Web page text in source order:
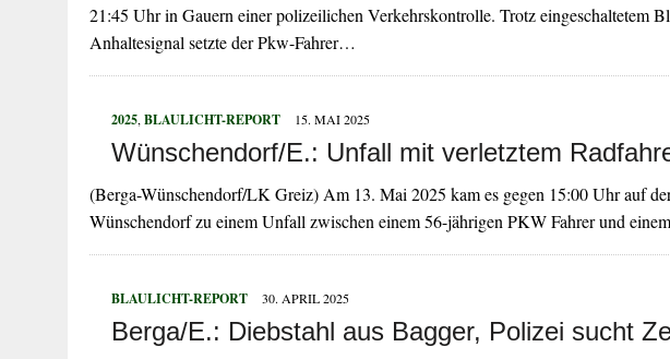
21:45 Uhr in Gauern einer polizeilichen Verkehrskontrolle. Trotz eingeschaltetem
Anhaltesignal setzte der Pkw-Fahrer…
2025, BLAULICHT-REPORT 15. MAI 2025
Wünschendorf/E.: Unfall mit verletztem
(Berga-Wünschendorf/LK Greiz) Am 13. Mai 2025 kam es gegen 15:00 Uhr auf
Wünschendorf zu einem Unfall zwischen einem 56-jährigen PKW Fahrer und
BLAULICHT-REPORT 30. APRIL 2025
Berga/E.: Diebstahl aus Bagger, Polizei sucht